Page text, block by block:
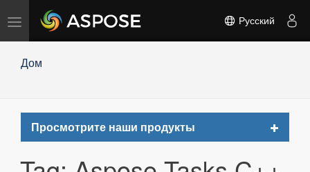
Переключить
навигацию
Русский
Дом
Просмотрите наши продукты
Toggle